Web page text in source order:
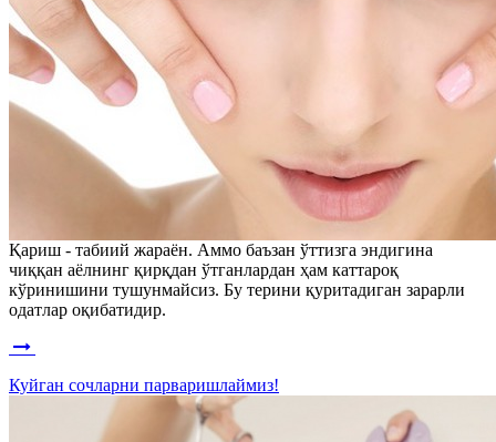
Қариш - табиий жараён. Аммо баъзан ўттизга эндигина
чиққан аёлнинг қирқдан ўтганлардан ҳам каттароқ
кўринишини тушунмайсиз. Бу терини қуритадиган зарарли
одатлар оқибатидир.
Куйган сочларни парваришлаймиз!